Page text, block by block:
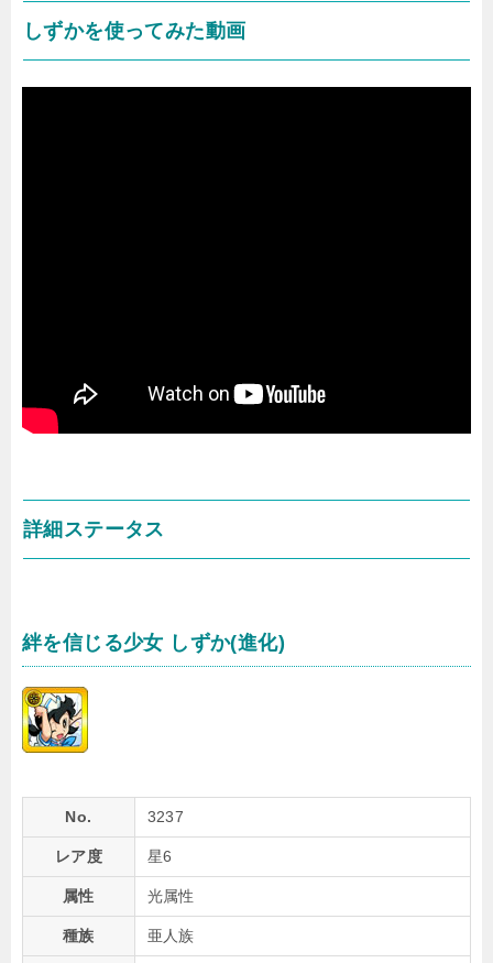
しずかを使ってみた動画
詳細ステータス
絆を信じる少女 しずか(進化)
No. 3237
レア度 星6
属性 光属性
種族 亜人族